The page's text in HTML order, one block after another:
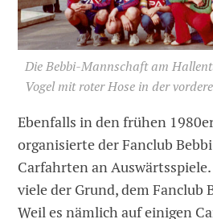
Die Bebbi-Mannschaft am
Vogel mit roter Hose in der
Ebenfalls in den frühen
organisierte der Fanclub
Carfahrten an
viele der Grund, dem Fanclub
Weil es nämlich auf einigen